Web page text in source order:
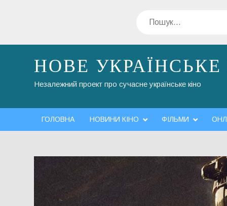
Пошук
НОВЕ УКРАЇНСЬКЕ
Незалежний проект про сучасне українське кіно
ГОЛОВНА НОВИНИ КІНО ФІЛЬМИ